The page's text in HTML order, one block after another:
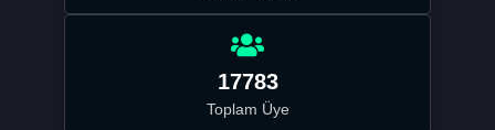
17783
Toplam Üye